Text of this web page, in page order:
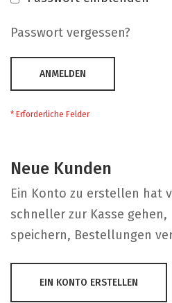
ANMELDEN
Passwort vergessen?
Neue Kunden
Ein Konto zu erstellen hat
schneller zur Kasse gehen,
speichern, Bestellungen
EIN KONTO ERSTELLEN